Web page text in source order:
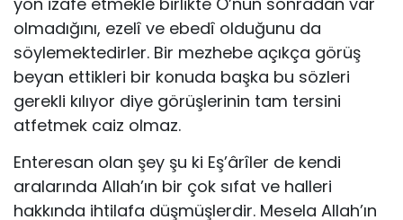
olmadığını, ezelî ve ebedî olduğunu da
söylemektedirler. Bir mezhebe açıkça görüş
beyan ettikleri bir konuda başka bu sözleri
gerekli kılıyor diye görüşlerinin tam tersini
atfetmek caiz olmaz.
Enteresan olan şey şu ki Eş’ârîler de kendi
aralarında Allah’ın bir çok sı­fat ve halleri
hakkında ihtilafa düşmüşlerdir. Mesela Allah’ın